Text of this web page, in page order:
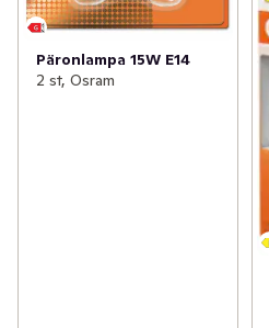
Päronlampa 15W E14
2 st, Osram